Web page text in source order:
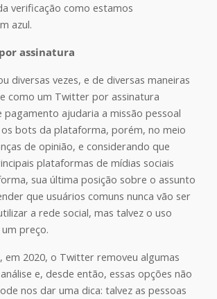
verificação como estamos
azul.
assinatura
diversas vezes, e de diversas maneiras
como um Twitter por assinatura
pagamento ajudaria a missão pessoal
os bots da plataforma, porém, no meio
de opinião, e considerando que
plataformas de mídias sociais
sua última posição sobre o assunto
que usuários comuns nunca vão ser
a rede social, mas talvez o uso
preço.
em 2020, o Twitter removeu algumas
e, desde então, essas opções não
nos dar uma dica: talvez as pessoas